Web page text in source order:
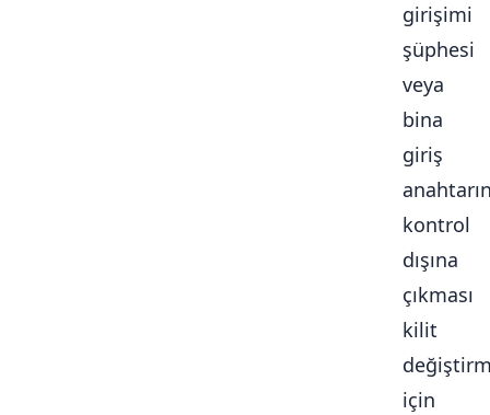
girişimi
şüphesi
veya
bina
giriş
kontrol
dışına
çıkması
kilit
için